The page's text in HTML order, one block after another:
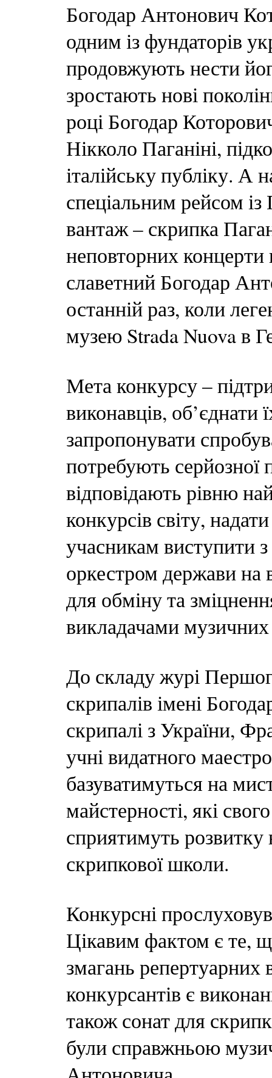
Богодар Антонович
одним із фундаторів
продовжують нести
зростають нові
році Богодар
Нікколо Паганіні,
італійську публіку. А
спеціальним рейсом
вантаж – скрипка
неповторних концерти
славетний Богодар
останній раз, коли
музею Strada Nuova в
Мета конкурсу –
виконавців,
запропонувати
потребують серйозної
відповідають рівню
конкурсів світу,
учасникам виступити
оркестром держави на
для обміну та
викладачами музичних
До складу журі
скрипалів імені
скрипалі з України,
учні видатного
базуватимуться на
майстерності, які
сприятимуть розвитку
скрипкової школи.
Конкурсні
Цікавим фактом є те,
змагань репертуарних
конкурсантів є
також сонат для
були справжньою